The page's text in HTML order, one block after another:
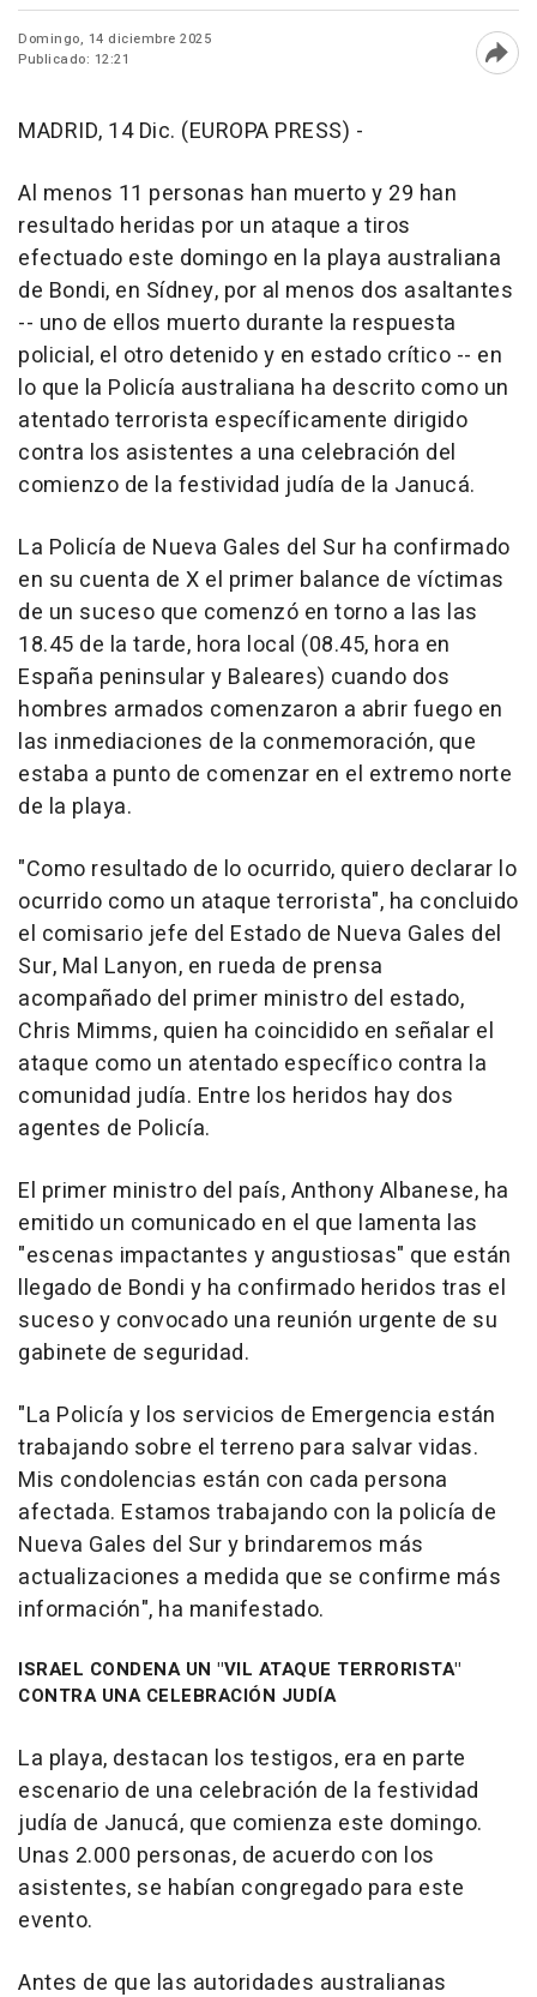
Domingo, 14 diciembre 2025
Publicado: 12:21
MADRID, 14 Dic. (EUROPA PRESS) -
Al menos 11 personas han muerto y 29 han
resultado heridas por un ataque a tiros
efectuado este domingo en la playa australiana
de Bondi, en Sídney, por al menos dos asaltantes
-- uno de ellos muerto durante la respuesta
policial, el otro detenido y en estado crítico -- en
lo que la Policía australiana ha descrito como un
atentado terrorista específicamente dirigido
contra los asistentes a una celebración del
comienzo de la festividad judía de la Janucá.
La Policía de Nueva Gales del Sur ha confirmado
en su cuenta de X el primer balance de víctimas
de un suceso que comenzó en torno a las las
18.45 de la tarde, hora local (08.45, hora en
España peninsular y Baleares) cuando dos
hombres armados comenzaron a abrir fuego en
las inmediaciones de la conmemoración, que
estaba a punto de comenzar en el extremo norte
de la playa.
"Como resultado de lo ocurrido, quiero declarar lo
ocurrido como un ataque terrorista", ha concluido
el comisario jefe del Estado de Nueva Gales del
Sur, Mal Lanyon, en rueda de prensa
acompañado del primer ministro del estado,
Chris Mimms, quien ha coincidido en señalar el
ataque como un atentado específico contra la
comunidad judía. Entre los heridos hay dos
agentes de Policía.
El primer ministro del país, Anthony Albanese, ha
emitido un comunicado en el que lamenta las
"escenas impactantes y angustiosas" que están
llegado de Bondi y ha confirmado heridos tras el
suceso y convocado una reunión urgente de su
gabinete de seguridad.
"La Policía y los servicios de Emergencia están
trabajando sobre el terreno para salvar vidas.
Mis condolencias están con cada persona
afectada. Estamos trabajando con la policía de
Nueva Gales del Sur y brindaremos más
actualizaciones a medida que se confirme más
información", ha manifestado.
ISRAEL CONDENA UN "VIL ATAQUE TERRORISTA"
CONTRA UNA CELEBRACIÓN JUDÍA
La playa, destacan los testigos, era en parte
escenario de una celebración de la festividad
judía de Janucá, que comienza este domingo.
Unas 2.000 personas, de acuerdo con los
asistentes, se habían congregado para este
evento.
Antes de que las autoridades australianas